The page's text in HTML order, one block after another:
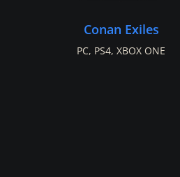
Conan Exiles
PC, PS4,XBOX ONE